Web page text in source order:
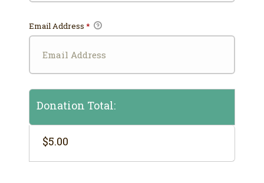
Email Address *
Donation Total:
$5.00